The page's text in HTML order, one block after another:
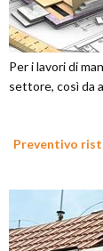
Per i lavori di
settore, così da
Preventivo